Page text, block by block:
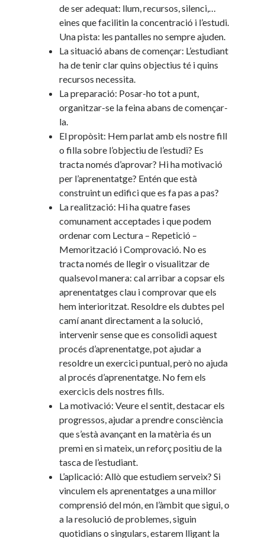
de ser adequat: llum, recursos, silenci,…
eines que facilitin la concentració i l’estudi.
Una pista: les pantalles no sempre ajuden.
La situació abans de començar: L’estudiant
ha de tenir clar quins objectius té i quins
recursos necessita.
La preparació: Posar-ho tot a punt,
organitzar-se la feina abans de començar-
la.
El propòsit: Hem parlat amb els nostre fill
o filla sobre l’objectiu de l’estudi? Es
tracta només d’aprovar? Hi ha motivació
per l’aprenentatge? Entén que està
construint un edifici que es fa pas a pas?
La realització: Hi ha quatre fases
comunament acceptades i que podem
ordenar com Lectura – Repetició –
Memorització i Comprovació. No es
tracta només de llegir o visualitzar de
qualsevol manera: cal arribar a copsar els
aprenentatges clau i comprovar que els
hem interioritzat. Resoldre els dubtes pel
camí anant directament a la solució,
intervenir sense que es consolidi aquest
procés d’aprenentatge, pot ajudar a
resoldre un exercici puntual, però no ajuda
al procés d’aprenentatge. No fem els
exercicis dels nostres fills.
La motivació: Veure el sentit, destacar els
progressos, ajudar a prendre consciència
que s’està avançant en la matèria és un
premi en si mateix, un reforç positiu de la
tasca de l’estudiant.
L’aplicació: Allò que estudiem serveix? Si
vinculem els aprenentatges a una millor
comprensió del món, en l’àmbit que sigui, o
a la resolució de problemes, siguin
quotidians o singulars, estarem lligant la